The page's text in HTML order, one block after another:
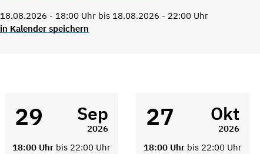
18.08.2026 - 18:00 Uhr bis 18.08.2026 - 22:00 Uhr
in Kalender speichern
29 Sep
2026
18:00 Uhr bis 22:00 Uhr
27 Okt
2026
18:00 Uhr bis 22:00 Uhr